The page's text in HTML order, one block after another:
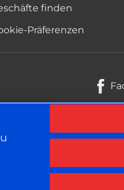
finden
Präferenzen
für die Website